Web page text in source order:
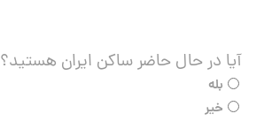
آیا در حال حاضر ساکن ایران هستید؟
بله
خیر